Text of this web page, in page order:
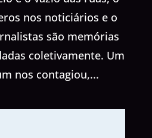
nos noticiários e o
são memórias
coletivamente. Um
nos contagiou,...